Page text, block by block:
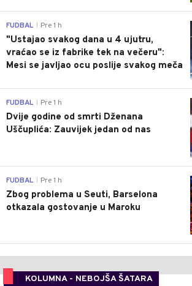
FUDBAL Pre 1 h
"Ustajao svakog dana u 4 ujutru,
vraćao se iz fabrike tek na večeru":
Mesi se javljao ocu poslije svakog meča
FUDBAL Pre 1 h
Dvije godine od smrti Dženana
Uščuplića: Zauvijek jedan od nas
FUDBAL Pre 1 h
Zbog problema u Seuti, Barselona
otkazala gostovanje u Maroku
KOLUMNA - NEBOJŠA ŠATARA